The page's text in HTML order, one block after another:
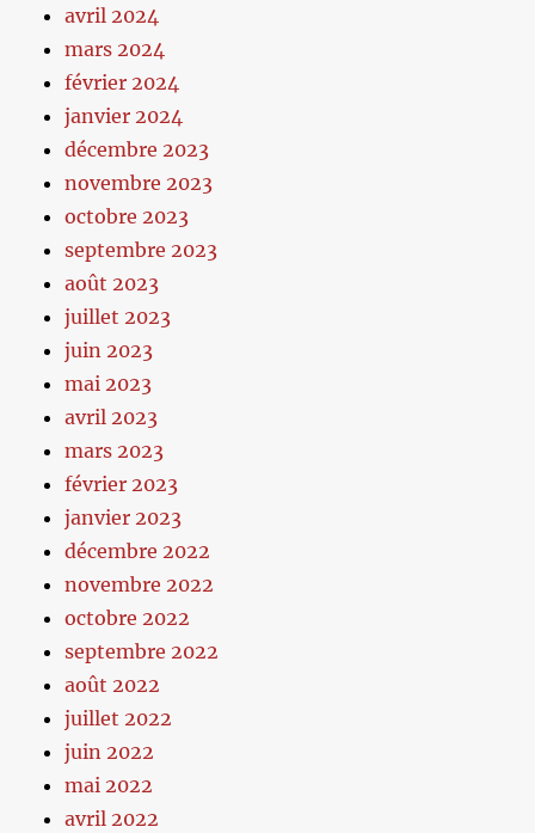
avril 2024
mars 2024
février 2024
janvier 2024
décembre 2023
novembre 2023
octobre 2023
septembre 2023
août 2023
juillet 2023
juin 2023
mai 2023
avril 2023
mars 2023
février 2023
janvier 2023
décembre 2022
novembre 2022
octobre 2022
septembre 2022
août 2022
juillet 2022
juin 2022
mai 2022
avril 2022